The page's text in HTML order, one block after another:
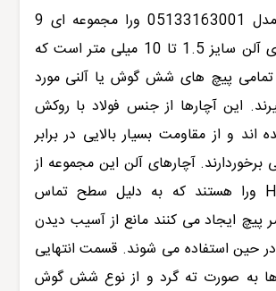
05133163001 ورا
مجموعه ای 9
عددی از آچارهای آلن سایز 1.5 تا 10 میلی متر است که
پیچ های شش گوش یا آلنی مورد
این آچارها از جنس فولاد با روکش
و از مقاومت بسیار بالایی در برابر
آچارهای آلن این مجموعه از
سِری Hex-Plus ورا هستند که به دلیل سطح تماس
پیچ ایجاد می کنند مانع از آسیب دیدن
حین استفاده می شوند. قسمت انتهایی
به صورت ته گرد و از نوع شش گوش